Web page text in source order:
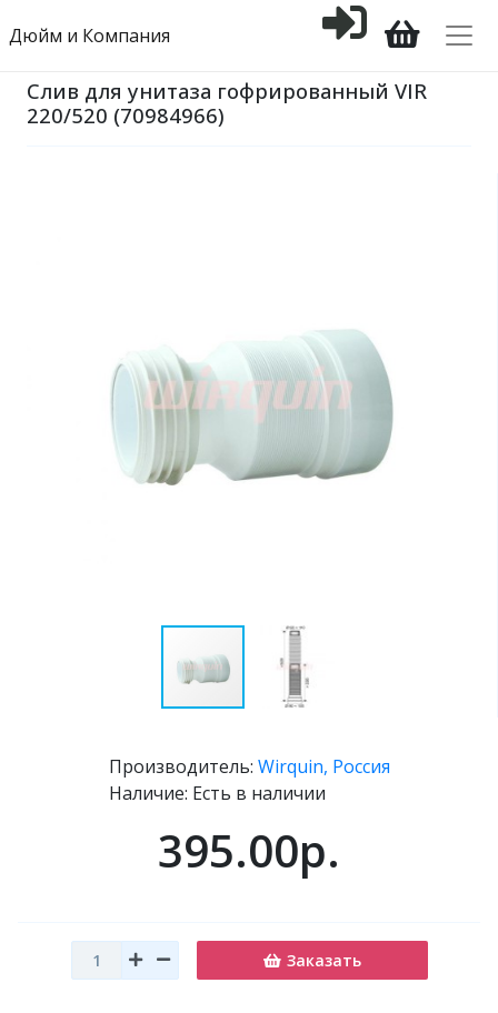
Дюйм и Компания
Слив для унитаза гофрированный VIR
220/520 (70984966)
Производитель: Wirquin, Россия
Наличие: Есть в наличии
395.00р.
Заказать